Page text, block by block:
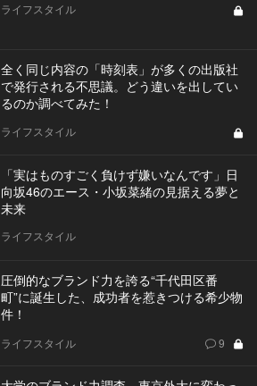
ライフスタイル
全く同じ内容の「時刻表」が多くの出版社
で発行される不思議。どう違いを出してい
るのか調べてみた！
ライフスタイル
「実はものすごく負けず嫌いなんです」日
向坂46のエース・小坂菜緒の見据える夢と
未来
ライフスタイル
圧倒的なブランド力を誇る“千代田区番
町”に誕生した、成功者を惹きつける希少物
件！
ライフスタイル 9